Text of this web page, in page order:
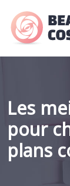
Les
pour
plans